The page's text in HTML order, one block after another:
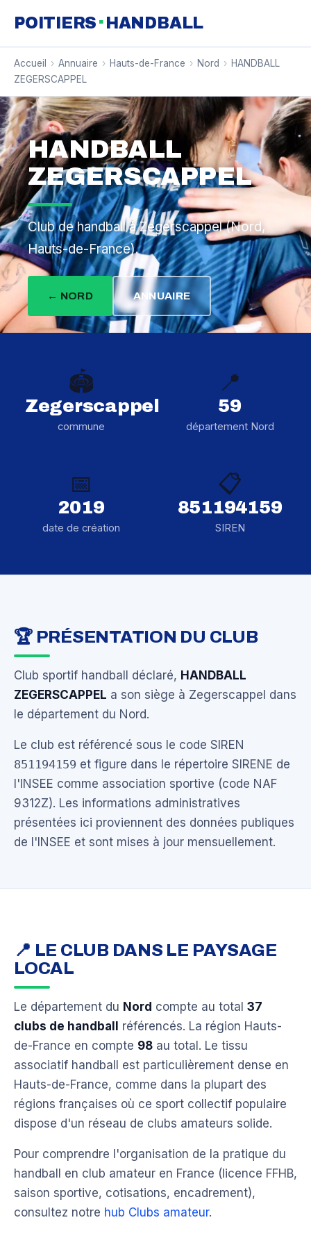
POITIERS · HANDBALL
Accueil › Annuaire › Hauts-de-France › Nord › HANDBALL
ZEGERSCAPPEL
HANDBALL
ZEGERSCAPPEL
Club de handball à Zegerscappel (Nord,
Hauts-de-France).
← NORD ANNUAIRE
🏟️
Zegerscappel
commune
📍
59
département Nord
📅
2019
date de création
📋
851194159
SIREN
🏆 PRÉSENTATION DU CLUB
Club sportif handball déclaré, HANDBALL
ZEGERSCAPPEL a son siège à Zegerscappel dans
le département du Nord.
Le club est référencé sous le code SIREN
851194159 et figure dans le répertoire SIRENE de
l'INSEE comme association sportive (code NAF
9312Z). Les informations administratives
présentées ici proviennent des données publiques
de l'INSEE et sont mises à jour mensuellement.
📍 LE CLUB DANS LE PAYSAGE
LOCAL
Le département du Nord compte au total 37
clubs de handball
référencés. La région Hauts-
de-France en compte 98 au total. Le tissu
associatif handball est particulièrement dense en
Hauts-de-France, comme dans la plupart des
régions françaises où ce sport collectif populaire
dispose d'un réseau de clubs amateurs solide.
Pour comprendre l'organisation de la pratique du
handball en club amateur en France (licence FFHB,
saison sportive, cotisations, encadrement),
consultez notre hub Clubs amateur.